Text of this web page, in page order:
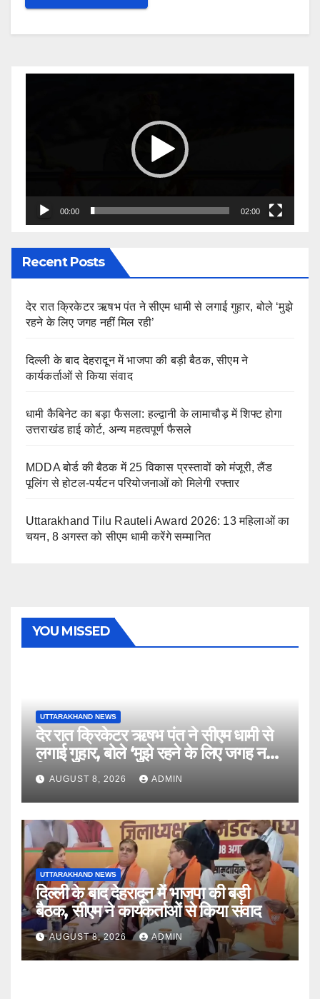
00:00 02:00
Recent Posts
देर रात क्रिकेटर ऋषभ पंत ने सीएम धामी से लगाई गुहार, बोले ‘मुझे
रहने के लिए जगह नहीं मिल रही’
दिल्ली के बाद देहरादून में भाजपा की बड़ी बैठक, सीएम ने
कार्यकर्ताओं से किया संवाद
धामी कैबिनेट का बड़ा फैसला: हल्द्वानी के लामाचौड़ में शिफ्ट होगा
उत्तराखंड हाई कोर्ट, अन्य महत्वपूर्ण फैसले
MDDA बोर्ड की बैठक में 25 विकास प्रस्तावों को मंजूरी, लैंड
पूलिंग से होटल-पर्यटन परियोजनाओं को मिलेगी रफ्तार
Uttarakhand Tilu Rauteli Award 2026: 13 महिलाओं का
चयन, 8 अगस्त को सीएम धामी करेंगे सम्मानित
YOU MISSED
UTTARAKHAND NEWS
देर रात क्रिकेटर ऋषभ पंत ने सीएम धामी से
लगाई गुहार, बोले ‘मुझे रहने के लिए जगह नहीं
मिल रही’
AUGUST 8, 2026 ADMIN
UTTARAKHAND NEWS
दिल्ली के बाद देहरादून में भाजपा की बड़ी
बैठक, सीएम ने कार्यकर्ताओं से किया संवाद
AUGUST 8, 2026 ADMIN